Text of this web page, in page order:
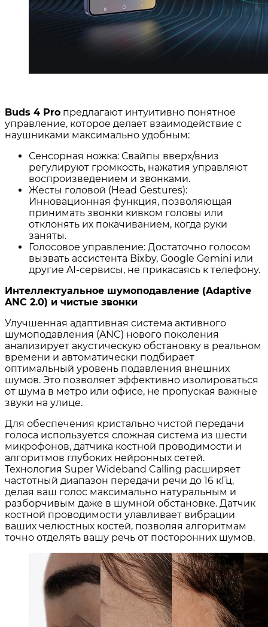
Buds 4 Pro предлагают интуитивно понятное
управление, которое делает взаимодействие с
наушниками максимально удобным:
Сенсорная ножка: Свайпы вверх/вниз
регулируют громкость, нажатия управляют
воспроизведением и звонками.
Жесты головой (Head Gestures):
Инновационная функция, позволяющая
принимать звонки кивком головы или
отклонять их покачиванием, когда руки
заняты.
Голосовое управление: Достаточно голосом
вызвать ассистента Bixby, Google Gemini или
другие AI-сервисы, не прикасаясь к телефону.
Интеллектуальное шумоподавление (Adaptive
ANC 2.0) и чистые звонки
Улучшенная адаптивная система активного
шумоподавления (ANC) нового поколения
анализирует акустическую обстановку в реальном
времени и автоматически подбирает
оптимальный уровень подавления внешних
шумов. Это позволяет эффективно изолироваться
от шума в метро или офисе, не пропуская важные
звуки на улице.
Для обеспечения кристально чистой передачи
голоса используется сложная система из шести
микрофонов, датчика костной проводимости и
алгоритмов глубоких нейронных сетей.
Технология Super Wideband Calling расширяет
частотный диапазон передачи речи до 16 кГц,
делая ваш голос максимально натуральным и
разборчивым даже в шумной обстановке. Датчик
костной проводимости улавливает вибрации
ваших челюстных костей, позволяя алгоритмам
точно отделять вашу речь от посторонних шумов.